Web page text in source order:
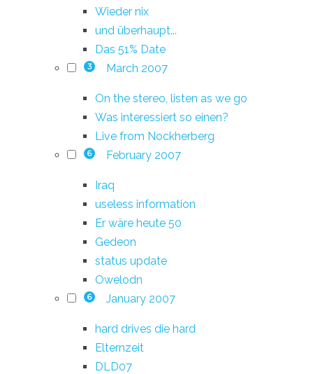
Wieder nix
und überhaupt...
Das 51% Date
3 March 2007
On the stereo, listen as we go
Was interessiert so einen?
Live from Nockherberg
6 February 2007
Iraq
useless information
Er wäre heute 50
Gedeon
status update
Owelodn
6 January 2007
hard drives die hard
Elternzeit
DLD07